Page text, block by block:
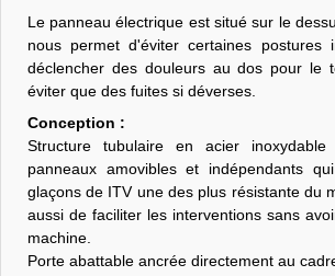
Le panneau électrique est situé sur le
nous permet d'éviter certaines postures
déclencher des douleurs au dos pour le
éviter que des fuites si déverses.
Conception :
Structure tubulaire en acier
panneaux amovibles et indépendants
glaçons de ITV une des plus résistante du
aussi de faciliter les interventions sans
machine.
Porte abattable ancrée directement au